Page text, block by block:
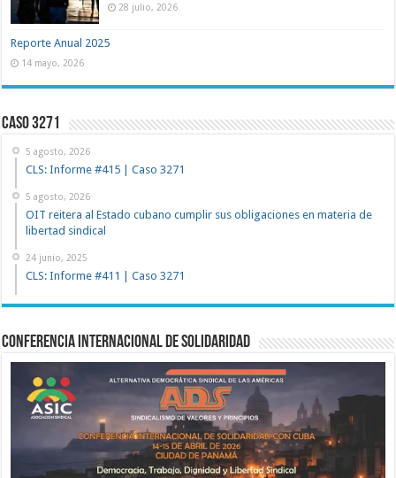
28 julio, 2026
Reporte Anual 2025
14 mayo, 2026
Caso 3271
5 agosto, 2026
CLS: Informe #415 | Caso 3271
5 agosto, 2026
OIT reitera al Estado cubano cumplir sus obligaciones en materia de
libertad sindical
24 junio, 2025
CLS: Informe #411 | Caso 3271
Conferencia Internacional de Solidaridad